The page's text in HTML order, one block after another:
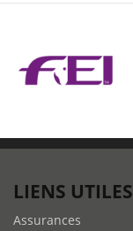
LIENS UTILES
Assurances